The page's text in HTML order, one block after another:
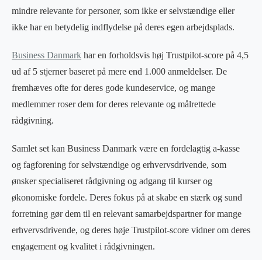
mindre relevante for personer, som ikke er selvstændige eller
ikke har en betydelig indflydelse på deres egen arbejdsplads.
Business Danmark har en forholdsvis høj Trustpilot-score på 4,5
ud af 5 stjerner baseret på mere end 1.000 anmeldelser. De
fremhæves ofte for deres gode kundeservice, og mange
medlemmer roser dem for deres relevante og målrettede
rådgivning.
Samlet set kan Business Danmark være en fordelagtig a-kasse
og fagforening for selvstændige og erhvervsdrivende, som
ønsker specialiseret rådgivning og adgang til kurser og
økonomiske fordele. Deres fokus på at skabe en stærk og sund
forretning gør dem til en relevant samarbejdspartner for mange
erhvervsdrivende, og deres høje Trustpilot-score vidner om deres
engagement og kvalitet i rådgivningen.